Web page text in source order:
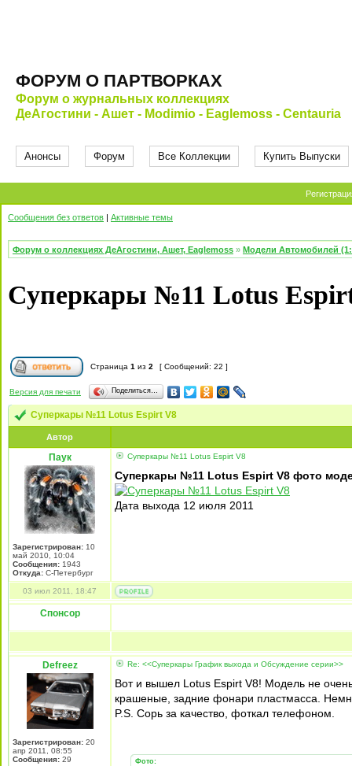
ФОРУМ О ПАРТВОРКАХ
Форум о журнальных коллекциях
ДеАгостини - Ашет - Modimio - Eaglemoss - Centauria
Анонсы Форум Все Коллекции Купить Выпуски
Сообщения без ответов | Активные темы
Форум о коллекциях ДеАгостини, Ашет, Eaglemoss » Модели Автомобилей
Суперкары №11 Lotus
Страница 1 из 2 [ Сообщений: 22 ]
Версия для печати Поделиться…
Суперкары №11 Lotus Espirt V8
Автор
Паук
Зарегистрирован: 10
май 2010, 10:04
Сообщения: 1943
Откуда: С-Петербург
Суперкары №11 Lotus Espirt V8
Суперкары №11 Lotus Espirt V8 фото
Дата выхода 12 июля 2011
03 июл 2011, 18:47
Спонсор
Defreez
Зарегистрирован: 20
апр 2011, 08:55
Сообщения: 29
Re: <<Суперкары График выхода и Обсуждение серии>>
Вот и вышел Lotus Espirt V8! Модель не
крашеные, задние фонари пластмасса.
P.S. Сорь за качество, фоткал телефоном.
Фото: